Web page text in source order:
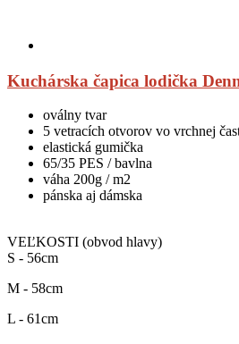
Kuchárska čapica lodička
oválny tvar
5 vetracích otvorov vo vrchnej
elastická gumička
65/35 PES / bavlna
váha 200g / m2
pánska aj dámska
VEĽKOSTI (obvod hlavy)
S - 56cm
M - 58cm
L - 61cm